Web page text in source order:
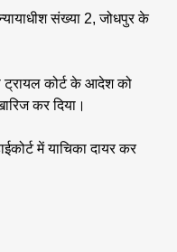
संख्या 2, जोधपुर के
ट्रायल कोर्ट के आदेश को
कर दिया।
में याचिका दायर कर